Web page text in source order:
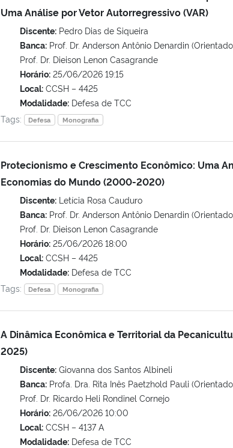
Uma Análise por Vetor Autorregressivo (VAR)
Discente:Pedro Dias de Siqueira
Banca:Prof. Dr. Anderson Antônio Denardin
Prof. Dr. Dieison Lenon Casagrande
Horário:25/06/2026 19:15
Local:CCSH – 4425
Modalidade:Defesa de TCC
Tags:
Defesa Monografia
Protecionismo e Crescimento Econômico: Uma
Economias do Mundo (2000-2020)
Discente:Letícia Rosa Cauduro
Banca:Prof. Dr. Anderson Antônio Denardin
Prof. Dr. Dieison Lenon Casagrande
Horário:25/06/2026 18:00
Local:CCSH – 4425
Modalidade:Defesa de TCC
Tags:
Defesa Monografia
A Dinâmica Econômica e Territorial da
2025)
Discente:Giovanna dos Santos Albineli
Banca:Profa. Dra. Rita Inês Paetzhold Pauli
Prof. Dr. Ricardo Heli Rondinel Cornejo
Horário:26/06/2026 10:00
Local:CCSH – 4137 A
Modalidade:Defesa de TCC